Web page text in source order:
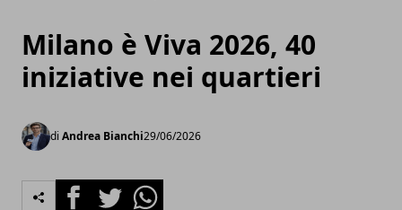
Milano è Viva 2026, 40
iniziative nei quartieri
di Andrea Bianchi29/06/2026
FacebookTwitterWhatsapp